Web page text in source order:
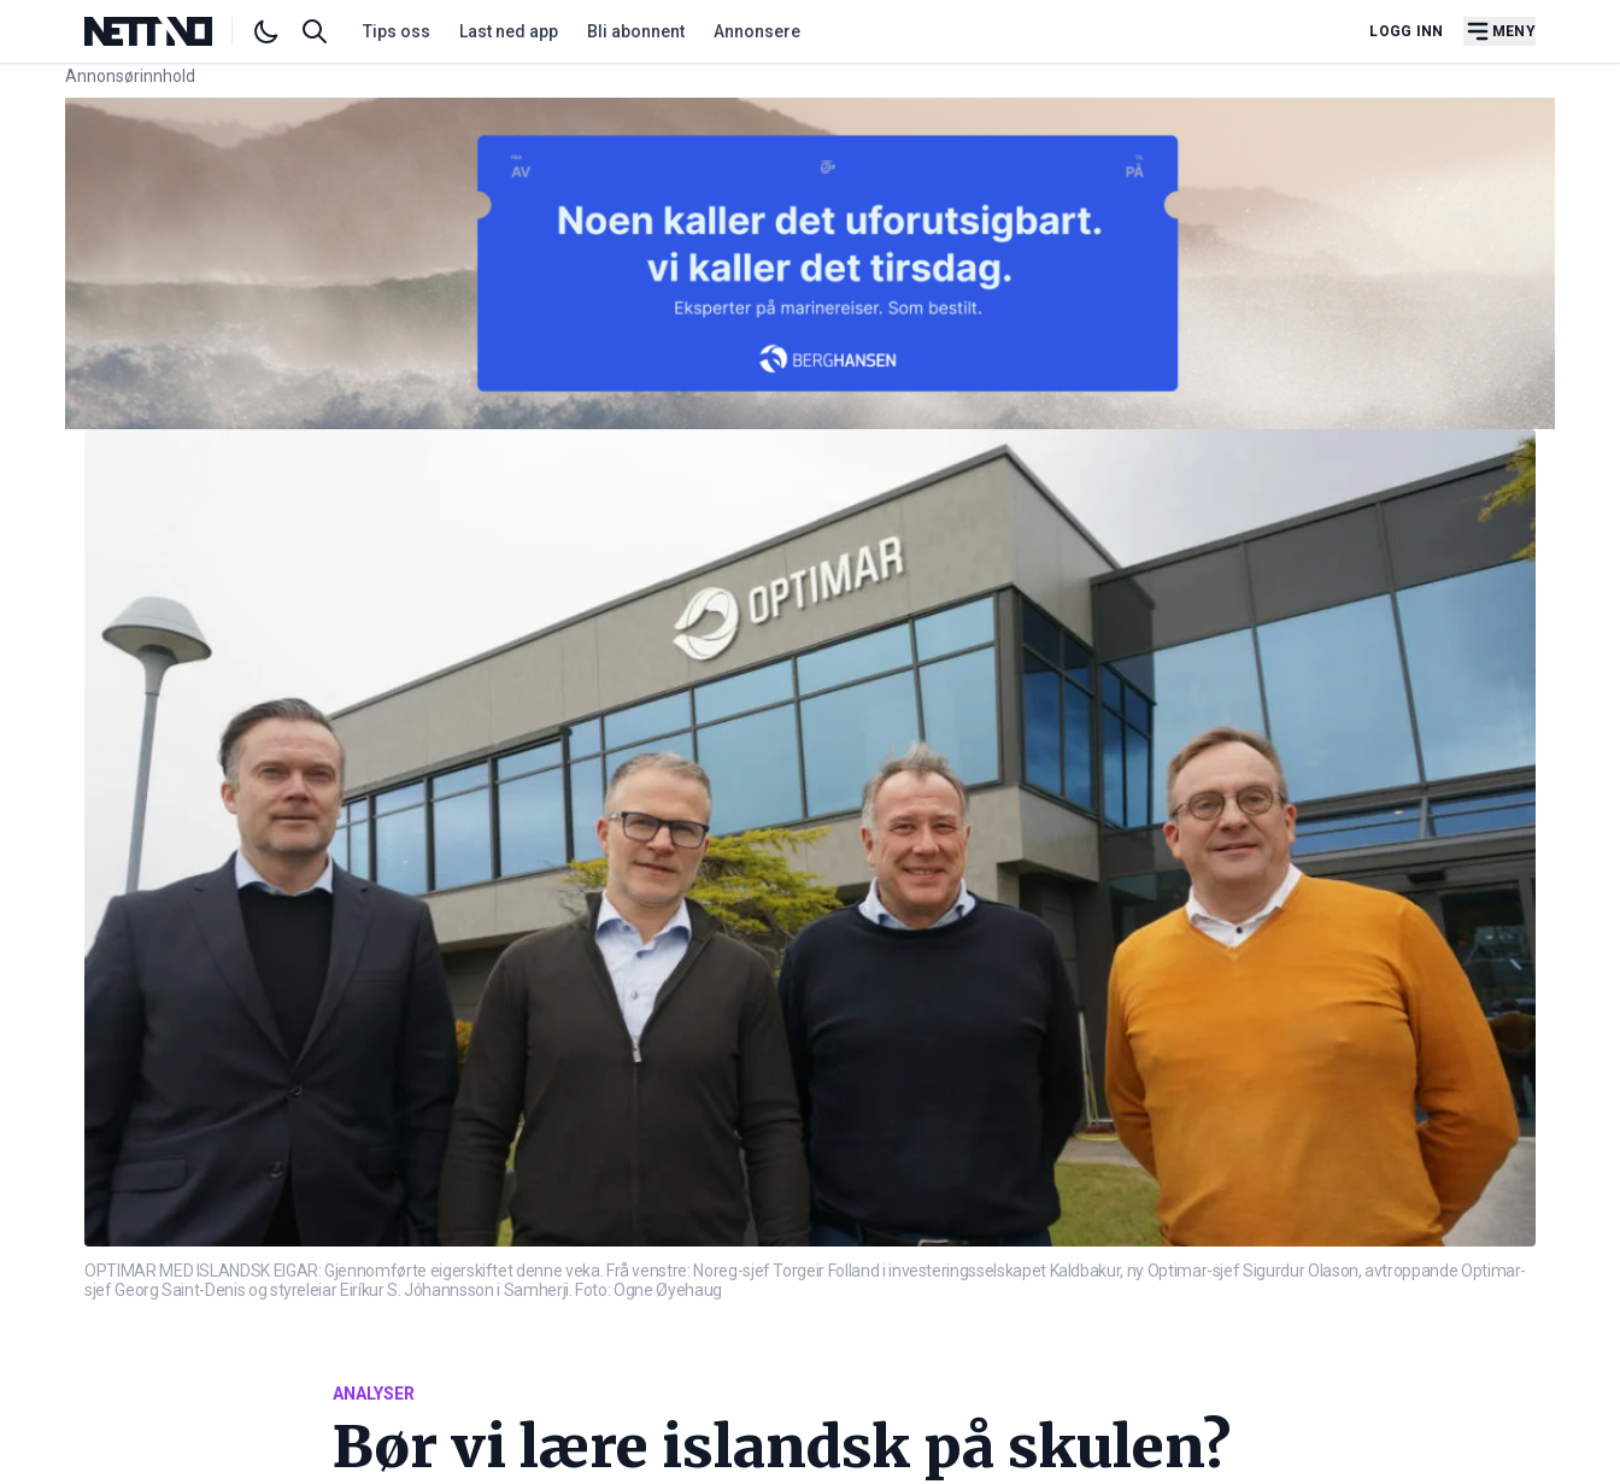
Tips oss Last ned app Bli abonnent Annonsere LOGG INN MENY
Annonsørinnhold
Link for annonse
OPTIMAR MED ISLANDSK EIGAR: Gjennomførte eigerskiftet denne veka. Frå venstre: Noreg-sjef Torgeir Folland i investeringsselskapet Kaldbakur, ny Optimar-sjef Sigurdur Olason, avtroppande Optimar-
sjef Georg Saint-Denis og styreleiar Eiríkur S. Jóhannsson i Samherji. Foto: Ogne Øyehaug
ANALYSER
Bør vi lære islandsk på skulen?